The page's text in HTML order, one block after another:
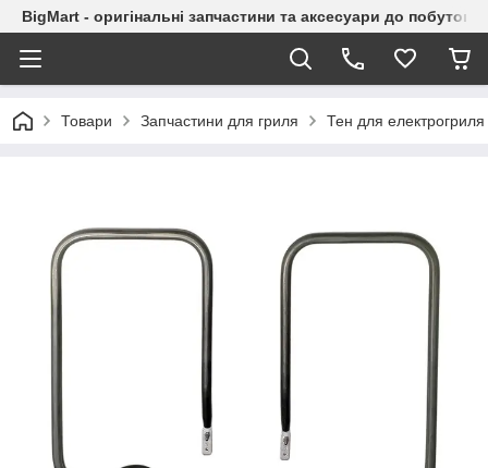
BigMart - оригінальні запчастини та аксесуари до побутової
Товари Запчастини для гриля Тен для